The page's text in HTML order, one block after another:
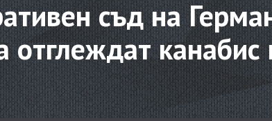
съд на
отглеждат канабис